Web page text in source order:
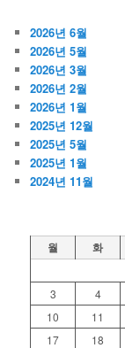
2026년 6월
2026년 5월
2026년 3월
2026년 2월
2026년 1월
2025년 12월
2025년 5월
2025년 1월
2024년 11월
월 화
3
4
10
11
17
18